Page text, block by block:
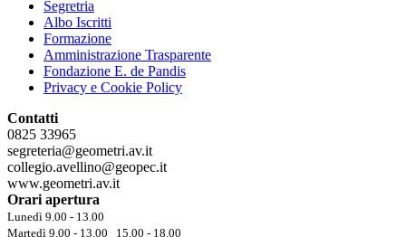
Segretria
Albo Iscritti
Formazione
Amministrazione Trasparente
Fondazione E. de Pandis
Privacy e Cookie Policy
Contatti
0825 33965
segreteria@geometri.av.it
collegio.avellino@geopec.it
www.geometri.av.it
Orari apertura
Lunedì 9.00 - 13.00
Martedì 9.00 - 13.00 15.00 - 18.00